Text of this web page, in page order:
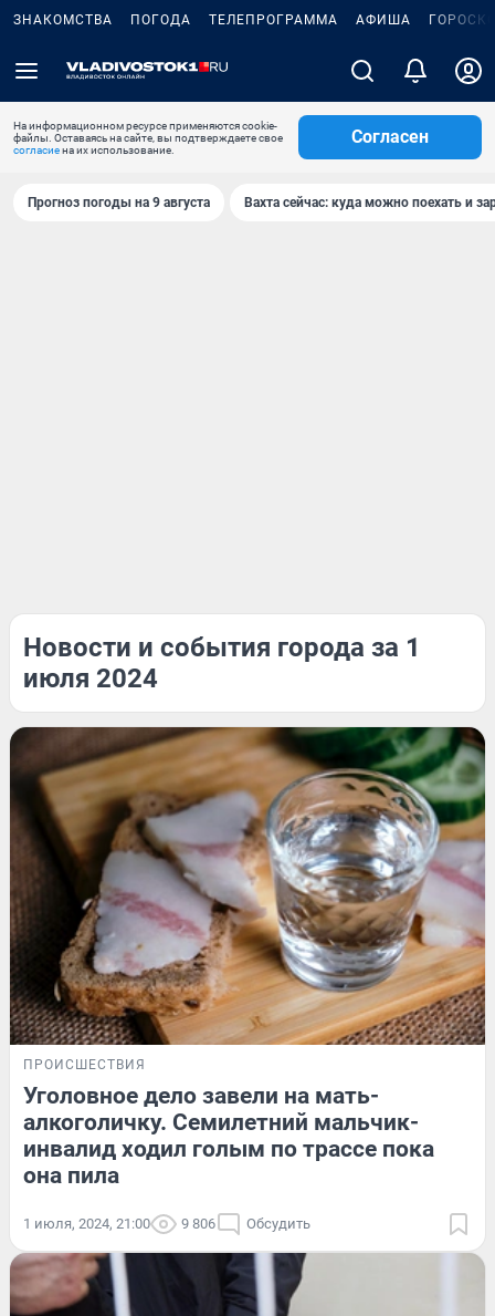
ЗНАКОМСТВА ПОГОДА ТЕЛЕПРОГРАММА АФИША
На информационном ресурсе применяются cookie-
файлы. Оставаясь на сайте, вы подтверждаете свое
согласиена их использование.
Согласен
Прогноз погоды на 9 августа Вахта сейчас: куда можно поехать и
Новости и события города за 1
июля 2024
ПРОИСШЕСТВИЯ
Уголовное дело завели на мать-
алкоголичку. Семилетний мальчик-
инвалид ходил голым по трассе пока
она пила
1 июля, 2024, 21:00 9 806 Обсудить